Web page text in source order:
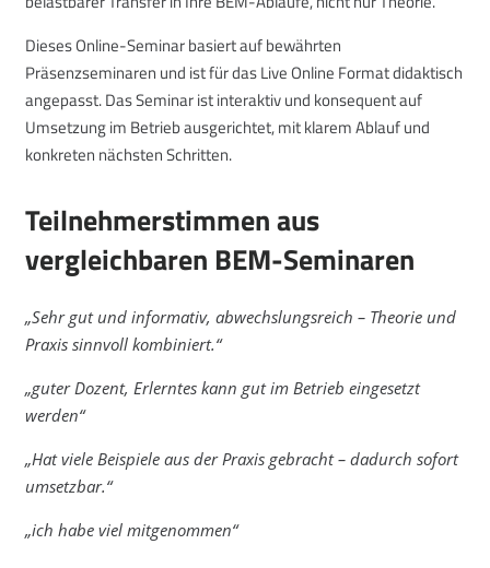
Dieses Online-Seminar basiert auf bewährten
Präsenzseminaren und ist für das Live Online Format didaktisch
angepasst. Das Seminar ist interaktiv und konsequent auf
Umsetzung im Betrieb ausgerichtet, mit klarem Ablauf und
konkreten nächsten Schritten.
Teilnehmerstimmen aus
vergleichbaren BEM-Seminaren
„Sehr gut und informativ, abwechslungsreich – Theorie und
Praxis sinnvoll kombiniert.“
„guter Dozent, Erlerntes kann gut im Betrieb eingesetzt
werden“
„Hat viele Beispiele aus der Praxis gebracht – dadurch sofort
umsetzbar.“
„ich habe viel mitgenommen“